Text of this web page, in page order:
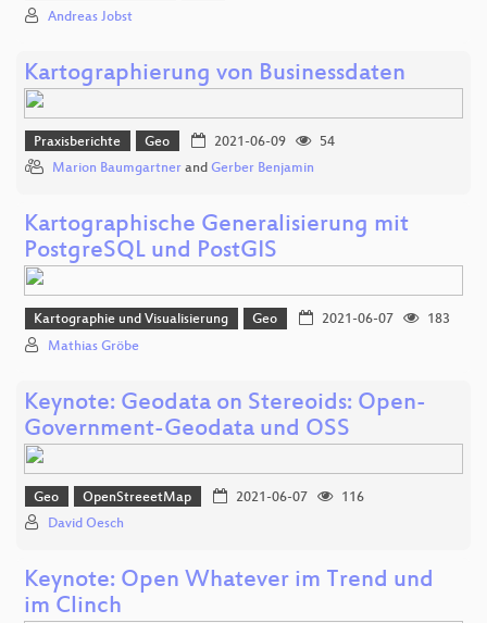
Andreas Jobst
Kartographierung von Businessdaten
Praxisberichte Geo 2021-06-09
54
Marion Baumgartner and Gerber Benjamin
Kartographische Generalisierung mit
PostgreSQL und PostGIS
Kartographie und Visualisierung Geo 2021-06-07
183
Mathias Gröbe
Keynote: Geodata on Stereoids: Open-
Government-Geodata und OSS
Geo OpenStreeetMap 2021-06-07
116
David Oesch
Keynote: Open Whatever im Trend und
im Clinch